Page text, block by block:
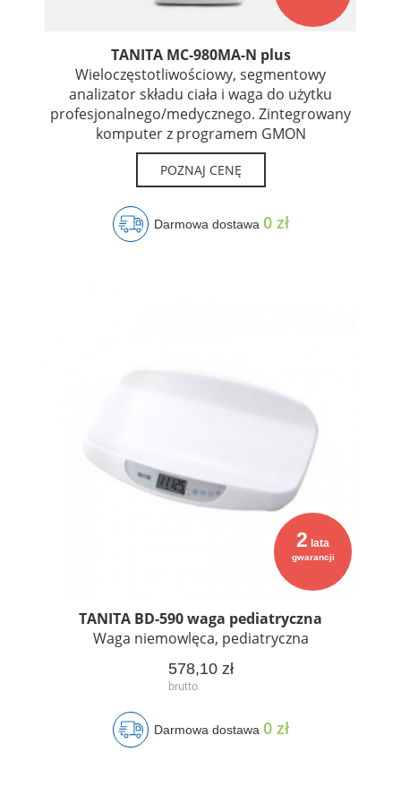
TANITA MC-980MA-N plus
Wieloczęstotliwościowy, segmentowy
analizator składu ciała i waga do użytku
profesjonalnego/medycznego. Zintegrowany
komputer z programem GMON
POZNAJ CENĘ
Darmowa dostawa 0 zł
2 lata
gwarancji
TANITA BD-590 waga pediatryczna
Waga niemowlęca, pediatryczna
578,10 zł
Darmowa dostawa 0 zł